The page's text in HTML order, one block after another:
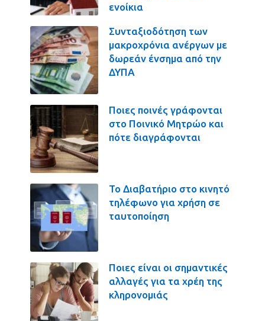
ενοίκια
Συνταξιοδότηση των
μακροχρόνια ανέργων με
δωρεάν ένσημα από την
ΔΥΠΑ
Ποιες ποινές γράφονται
στο Ποινικό Μητρώο και
πότε διαγράφονται
Το Διαβατήριο στο κινητό
τηλέφωνο για χρήση σε
ταυτοποίηση
Ποιες είναι οι σημαντικές
αλλαγές για τα χρέη της
κληρονομιάς